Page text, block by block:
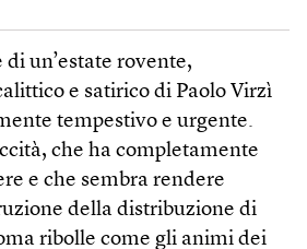
un’estate rovente,
e satirico di Paolo Virzì
tempestivo e urgente.
che ha completamente
e che sembra rendere
della distribuzione di
ribolle come gli animi dei